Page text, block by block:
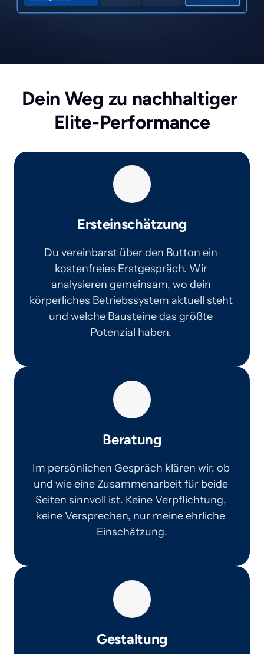
Dein Weg zu nachhaltiger
Elite-Performance
Ersteinschätzung
Du vereinbarst über den Button ein
kostenfreies Erstgespräch. Wir
analysieren gemeinsam, wo dein
körperliches Betriebssystem aktuell steht
und welche Bausteine das größte
Potenzial haben.
Beratung
Im persönlichen Gespräch klären wir, ob
und wie eine Zusammenarbeit für beide
Seiten sinnvoll ist. Keine Verpflichtung,
keine Versprechen, nur meine ehrliche
Einschätzung.
Gestaltung